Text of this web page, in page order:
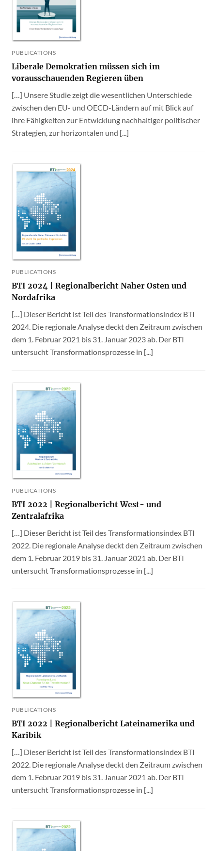
PUBLICATIONS
Liberale Demokratien müssen sich im
vorausschauenden Regieren üben
[…] Unsere Studie zeigt die wesentlichen Unterschiede
zwischen den EU- und OECD-Ländern auf mit Blick auf
ihre Fähigkeiten zur Entwicklung nachhaltiger politischer
Strategien, zur horizontalen und [...]
PUBLICATIONS
BTI 2024 | Regionalbericht Naher Osten und
Nordafrika
[…] Dieser Bericht ist Teil des Transformationsindex BTI
2024. Die regionale Analyse deckt den Zeitraum zwischen
dem 1. Februar 2021 bis 31. Januar 2023 ab. Der BTI
untersucht Transformationsprozesse in [...]
PUBLICATIONS
BTI 2022 | Regionalbericht West- und
Zentralafrika
[…] Dieser Bericht ist Teil des Transformationsindex BTI
2022. Die regionale Analyse deckt den Zeitraum zwischen
dem 1. Februar 2019 bis 31. Januar 2021 ab. Der BTI
untersucht Transformationsprozesse in [...]
PUBLICATIONS
BTI 2022 | Regionalbericht Lateinamerika und
Karibik
[…] Dieser Bericht ist Teil des Transformationsindex BTI
2022. Die regionale Analyse deckt den Zeitraum zwischen
dem 1. Februar 2019 bis 31. Januar 2021 ab. Der BTI
untersucht Transformationsprozesse in [...]